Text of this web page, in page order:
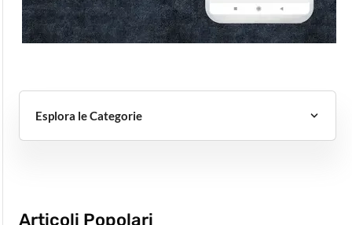
Esplora le Categorie
Articoli Popolari